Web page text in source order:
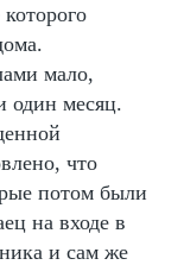
мало,
один месяц.
что
потом были
на входе в
и сам же